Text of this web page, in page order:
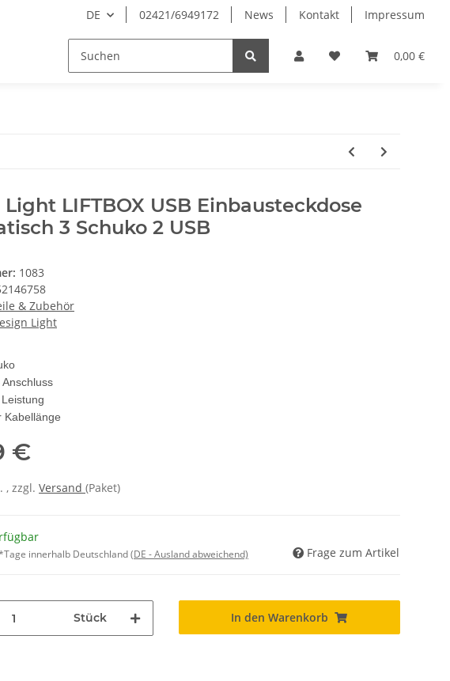
DE 02421/6949172 News Kontakt Impressum
0,00 €
LIFTBOX USB Einbausteckdose
3 Schuko 2 USB
1083
& Zubehör
Light
Anschluss
Kabellänge
€
, zzgl. Versand (Paket)
innerhalb Deutschland(DE - Ausland abweichend) Frage zum Artikel
Stück In den Warenkorb